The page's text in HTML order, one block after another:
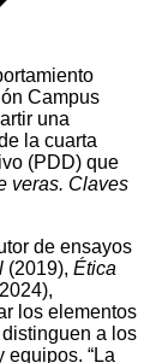
Campus
una
la cuarta
(PDD) que
veras. Claves
de ensayos
(2019), Ética
los elementos
a los
“La